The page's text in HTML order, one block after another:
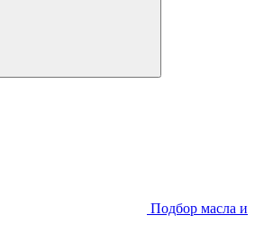
Подбор масла и